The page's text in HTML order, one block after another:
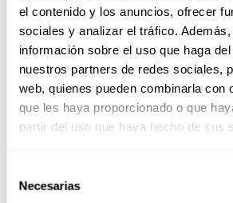
el contenido y los anuncios, ofrecer
sociales y analizar el tráfico.
información sobre el uso que haga
nuestros partners de redes sociales,
web, quienes pueden combinarla con
que les haya proporcionado o que
partir del uso que haya hecho de sus
Necesarias
XARIS
XILMA
KIMORA
KAMAL
Aire Royale aúna una dosis defantasía
efecto desnudo, se enriquecen con
que se prolongan hacia la falda